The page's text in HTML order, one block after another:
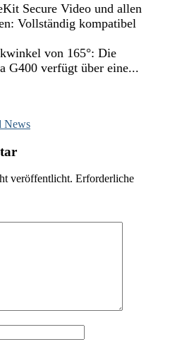
Secure Video und allen
Vollständig kompatibel
von 165°: Die
G400 verfügt über eine...
News
veröffentlicht. Erforderliche